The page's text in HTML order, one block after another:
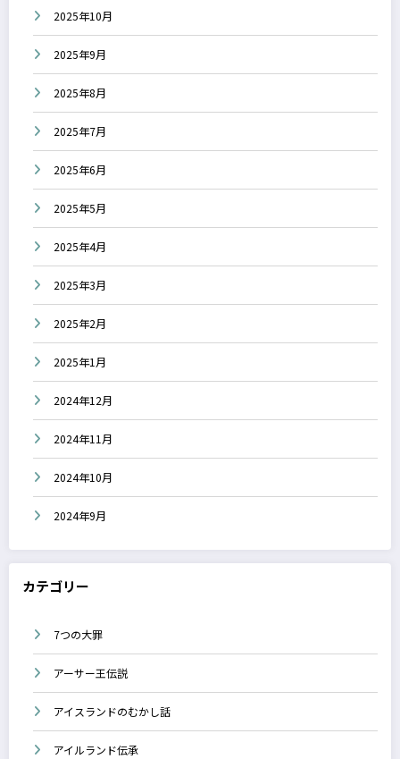
2025年10月
2025年9月
2025年8月
2025年7月
2025年6月
2025年5月
2025年4月
2025年3月
2025年2月
2025年1月
2024年12月
2024年11月
2024年10月
2024年9月
カテゴリー
7つの大罪
アーサー王伝説
アイスランドのむかし話
アイルランド伝承